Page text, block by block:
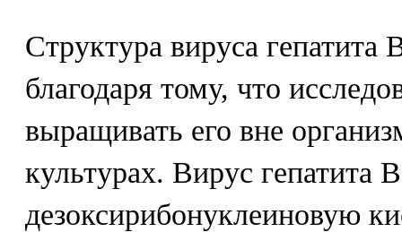
Структура вируса гепатита
благодаря тому, что
выращивать его вне
культурах. Вирус гепатита
дезоксирибонуклеиновую